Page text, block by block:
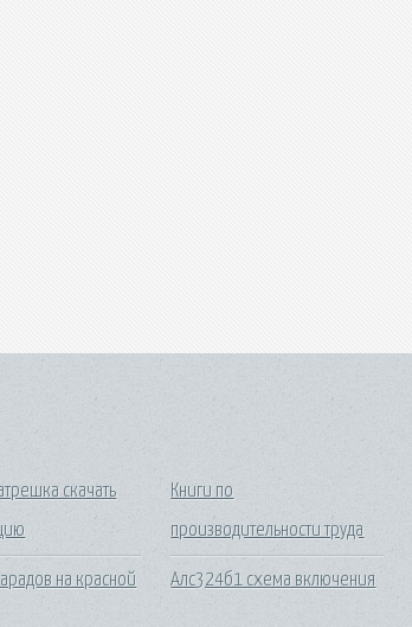
скачать
на красной
Книги по
производительности труда
Алс324б1 схема включения